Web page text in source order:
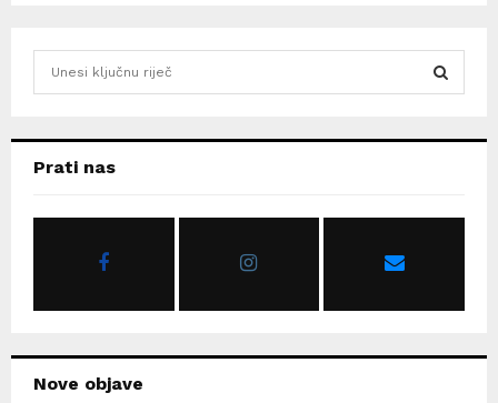
hPrati nas
Nove objave